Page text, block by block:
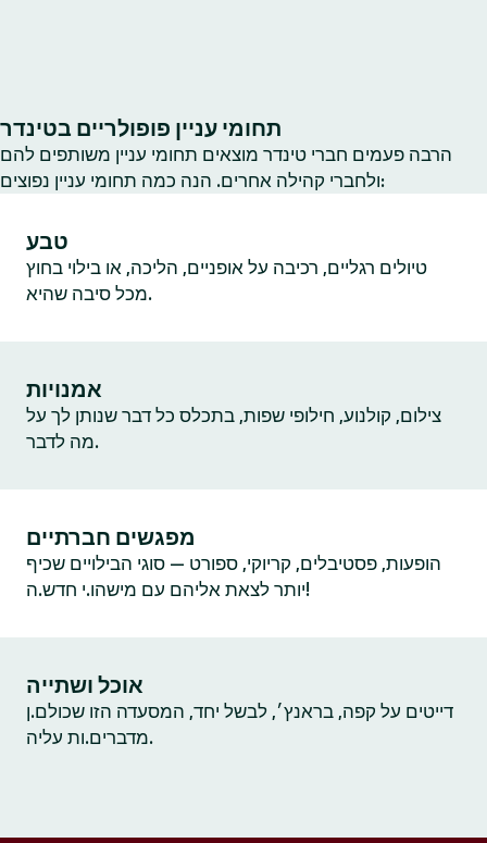
תחומי עניין פופולריים בטינדר
הרבה פעמים חברי טינדר מוצאים תחומי עניין משותפים להם
ולחברי קהילה אחרים. הנה כמה תחומי עניין נפוצים:
טבע
טיולים רגליים, רכיבה על אופניים, הליכה, או בילוי בחוץ
מכל סיבה שהיא.
אמנויות
צילום, קולנוע, חילופי שפות, בתכלס כל דבר שנותן לך על
מה לדבר.
מפגשים חברתיים
הופעות, פסטיבלים, קריוקי, ספורט — סוגי הבילויים שכיף
יותר לצאת אליהם עם מישהו.י חדש.ה!
אוכל ושתייה
דייטים על קפה, בראנץ׳, לבשל יחד, המסעדה הזו שכולם.ן
מדברים.ות עליה.